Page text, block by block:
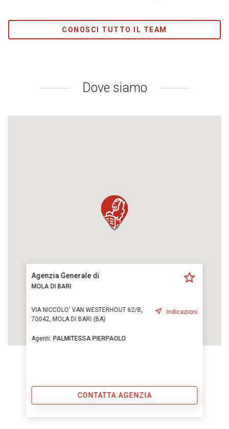
CONOSCI TUTTO IL TEAM
Dove siamo
Agenzia Generale di
MOLA DI BARI
VIA NICCOLO' VAN WESTERHOUT 62/B,
70042, MOLA DI BARI (BA)
Indicazioni
Agenti: PALMITESSA PIERPAOLO
CONTATTA AGENZIA